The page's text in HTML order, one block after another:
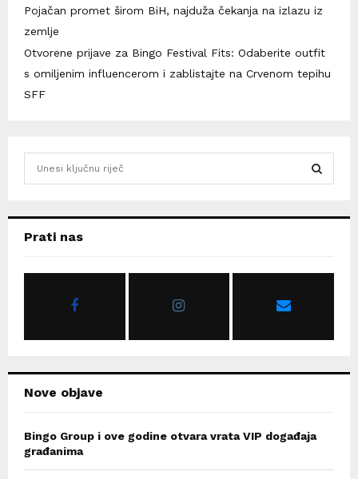
Pojačan promet širom BiH, najduža čekanja na izlazu iz
zemlje
Otvorene prijave za Bingo Festival Fits: Odaberite outfit
s omiljenim influencerom i zablistajte na Crvenom tepihu
SFF
h
o
Prati nas
Nove objave
Bingo Group i ove godine otvara vrata VIP događaja
građanima